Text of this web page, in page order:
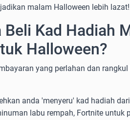
malam Halloween lebih lazat!
Beli Kad Hadiah
Halloween?
yang perlahan dan
anda 'menyeru' kad hadiah
labu rempah, Fortnite untuk